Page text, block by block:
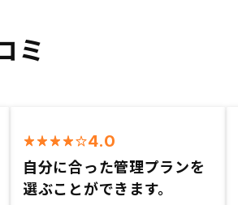
ミ
4.0
自分に合った管理プランを
選ぶことができます。